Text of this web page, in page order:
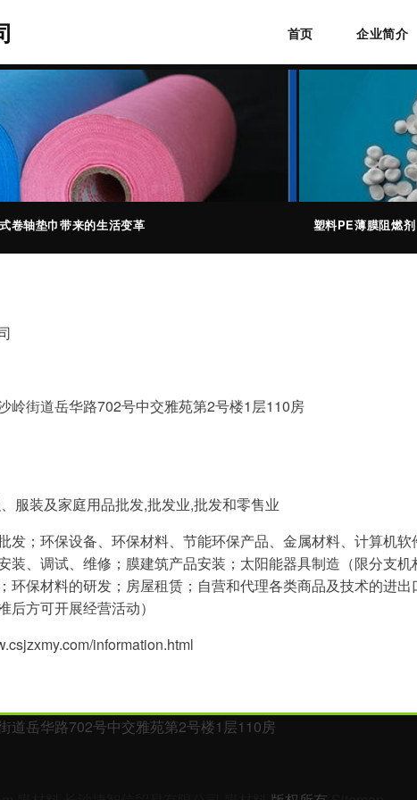
首页 企业简介
卷轴垫巾带来的生活变革 塑料PE薄膜阻燃
岭街道岳华路702号中交雅苑第2号楼1层110房
服装及家庭用品批发,批发业,批发和零售业
发；环保设备、环保材料、节能环保产品、金属材料、计算机
装、调试、维修；膜建筑产品安装；太阳能器具制造（限分支
环保材料的研发；房屋租赁；自营和代理各类商品及技术的进
方可开展经营活动）
information.html
道岳华路702号中交雅苑第2号楼1层110房